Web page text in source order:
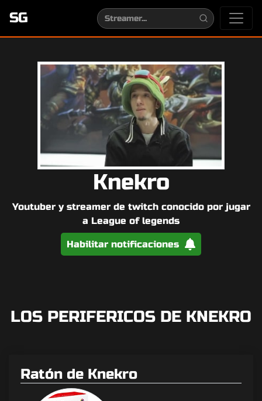
SG
Knekro
Youtuber y streamer de twitch conocido por jugar
a League of legends
Habilitar notificaciones
LOS PERIFERICOS DE KNEKRO
Ratón de Knekro